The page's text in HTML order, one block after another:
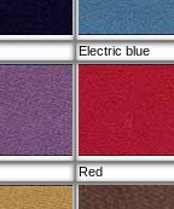
Electric blue
Red